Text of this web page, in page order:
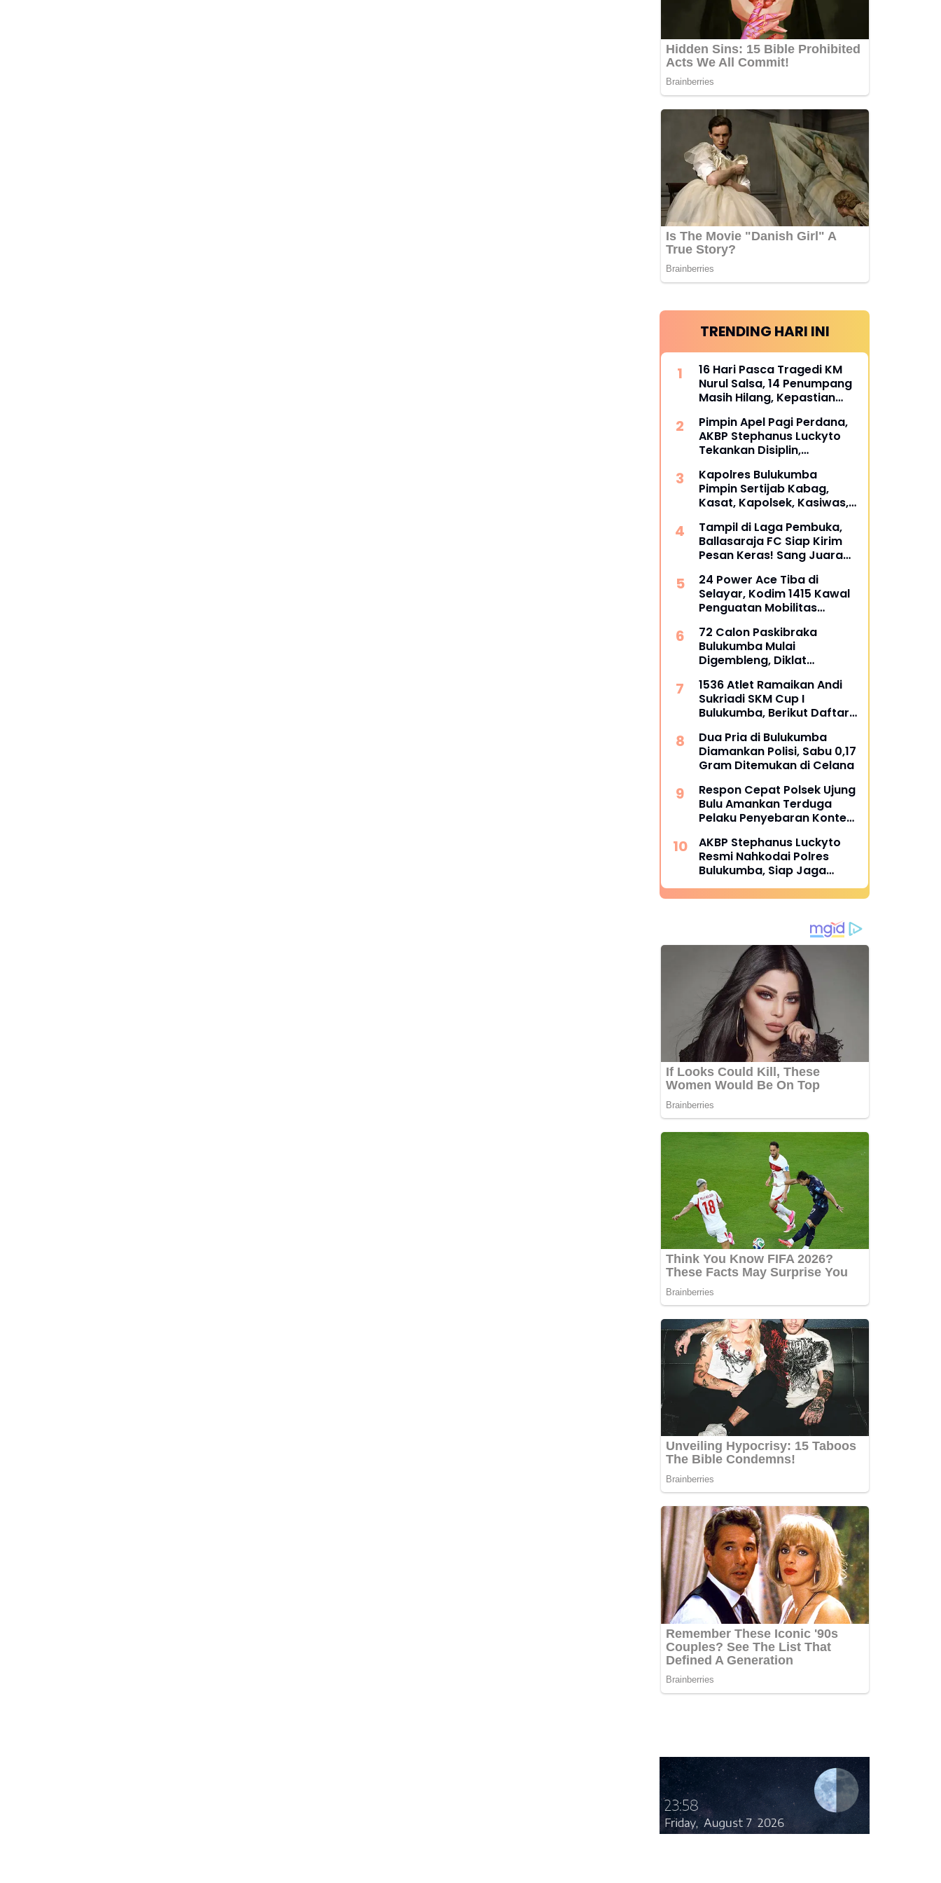
TRENDING HARI INI
16 Hari Pasca Tragedi KM
Nurul Salsa, 14 Penumpang
Masih Hilang, Kepastian
dipertanyakan
Pimpin Apel Pagi Perdana,
AKBP Stephanus Luckyto
Tekankan Disiplin,
terhadap Organisasi
Kapolres Bulukumba
Pimpin Sertijab Kabag,
Kasat, Kapolsek, Kasiwas,
ini daftarnya
Tampil di Laga Pembuka,
Ballasaraja FC Siap Kirim
Pesan Keras! Sang Juara
Sempurna di Piala
Kemerdekaan Bulukumpa
2026
24 Power Ace Tiba di
Selayar, Kodim 1415 Kawal
Penguatan Mobilitas
72 Calon Paskibraka
Bulukumba Mulai
Digembleng, Diklat
1536 Atlet Ramaikan Andi
Sukriadi SKM Cup I
Bulukumba, Berikut Daftar
Dua Pria di Bulukumba
Diamankan Polisi, Sabu 0,17
Gram Ditemukan di Celana
Respon Cepat Polsek Ujung
Bulu Amankan Terduga
Pelaku Penyebaran Konten
AKBP Stephanus Luckyto
Resmi Nahkodai Polres
Bulukumba, Siap Jaga
Kondusivitas Wilayah